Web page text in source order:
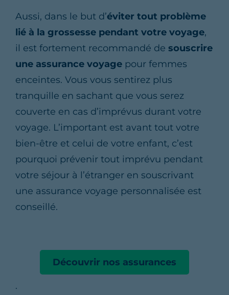
Aussi, dans le but d’éviter tout problème
lié à la grossesse pendant votre voyage,
il est fortement recommandé de souscrire
une assurance voyage pour femmes
enceintes. Vous vous sentirez plus
tranquille en sachant que vous serez
couverte en cas d’imprévus durant votre
voyage. L’important est avant tout votre
bien-être et celui de votre enfant, c’est
pourquoi prévenir tout imprévu pendant
votre séjour à l’étranger en souscrivant
une assurance voyage personnalisée est
conseillé.
Découvrir nos assurances
.